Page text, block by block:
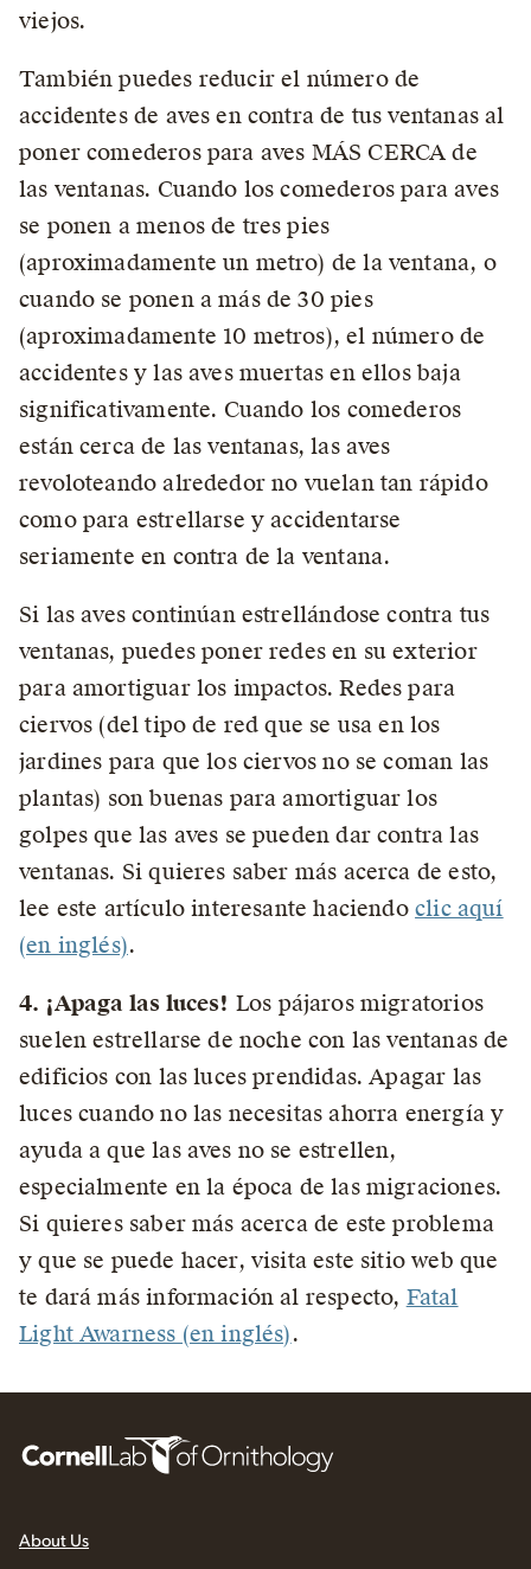
viejos.
También puedes reducir el número de
accidentes de aves en contra de tus ventanas al
poner comederos para aves MÁS CERCA de
las ventanas. Cuando los comederos para aves
se ponen a menos de tres pies
(aproximadamente un metro) de la ventana, o
cuando se ponen a más de 30 pies
(aproximadamente 10 metros), el número de
accidentes y las aves muertas en ellos baja
significativamente. Cuando los comederos
están cerca de las ventanas, las aves
revoloteando alrededor no vuelan tan rápido
como para estrellarse y accidentarse
seriamente en contra de la ventana.
Si las aves continúan estrellándose contra tus
ventanas, puedes poner redes en su exterior
para amortiguar los impactos. Redes para
ciervos (del tipo de red que se usa en los
jardines para que los ciervos no se coman las
plantas) son buenas para amortiguar los
golpes que las aves se pueden dar contra las
ventanas. Si quieres saber más acerca de esto,
lee este artículo interesante haciendoclic aquí
(en inglés).
4. ¡Apaga las luces! Los pájaros migratorios
suelen estrellarse de noche con las ventanas de
edificios con las luces prendidas. Apagar las
luces cuando no las necesitas ahorra energía y
ayuda a que las aves no se estrellen,
especialmente en la época de las migraciones.
Si quieres saber más acerca de este problema
y que se puede hacer, visita este sitio web que
te dará más información al respecto, Fatal
Light Awarness (en inglés).
About Us